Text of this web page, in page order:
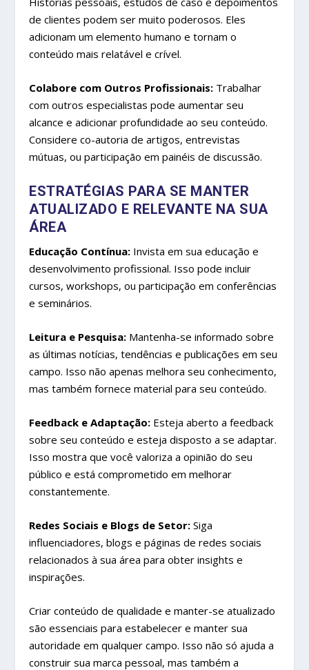
de clientes podem ser muito poderosos. Eles
adicionam um elemento humano e tornam o
conteúdo mais relatável e crível.
Colabore com Outros Profissionais: Trabalhar
com outros especialistas pode aumentar seu
alcance e adicionar profundidade ao seu conteúdo.
Considere co-autoria de artigos, entrevistas
mútuas, ou participação em painéis de discussão.
ESTRATÉGIAS PARA SE MANTER
ATUALIZADO E RELEVANTE NA SUA
ÁREA
Educação Contínua: Invista em sua educação e
desenvolvimento profissional. Isso pode incluir
cursos, workshops, ou participação em conferências
e seminários.
Leitura e Pesquisa: Mantenha-se informado sobre
as últimas notícias, tendências e publicações em seu
campo. Isso não apenas melhora seu conhecimento,
mas também fornece material para seu conteúdo.
Feedback e Adaptação: Esteja aberto a feedback
sobre seu conteúdo e esteja disposto a se adaptar.
Isso mostra que você valoriza a opinião do seu
público e está comprometido em melhorar
constantemente.
Redes Sociais e Blogs de Setor: Siga
influenciadores, blogs e páginas de redes sociais
relacionados à sua área para obter insights e
inspirações.
Criar conteúdo de qualidade e manter-se atualizado
são essenciais para estabelecer e manter sua
autoridade em qualquer campo. Isso não só ajuda a
construir sua marca pessoal, mas também a